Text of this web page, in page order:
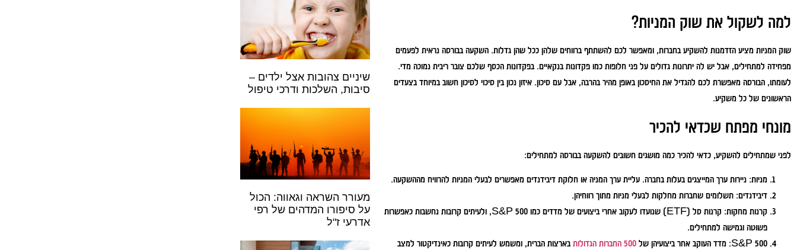
למה לשקול את שוק המניות?
שוק המניות מציע הזדמנות להשקיע בחברות, ומאפשר לכם להשתתף ברווחים שלהן ככל שהן גדלות. השקעה בבורסה נראית לפעמים
מפחידה למתחילים, אבל יש לה יתרונות גדולים על פני חלופות כמו פקדונות בנקאיים. בפקדונות הכסף שלכם צובר ריבית נמוכה מדי.
לעומתו, הבורסה מאפשרת לכם להגדיל את החיסכון באופן מהיר בהרבה, אבל עם סיכון. איזון נכון בין סיכוי לסיכון חשוב במיוחד בצעדים
הראשונים של כל משקיע.
מונחי מפתח שכדאי להכיר
לפני שמתחילים להשקיע, כדאי להכיר כמה מושגים חשובים להשקעה בבורסה למתחילים:
מניות: ניירות ערך המייצגים בעלות בחברה. עליית ערך המניה או חלוקת דיבידנדים מאפשרים לבעלי המניות להרוויח מההשקעה.
דיבידנדים: תשלומים שחברות מחלקות לבעלי מניות מתוך רווחיהן.
קרנות מחקות:
קרנות סל (ETF) שנועדו לעקוב אחרי ביצועים של מדדים כמו S&P 500, ולעיתים קרובות נחשבות כאפשרות
פשוטה וגמישה למתחילים.
S&P 500: מדד העוקב אחר ביצועיהן של 500 החברות הגדולות
בארצות הברית, ומשמש לעיתים קרובות כאינדיקטור למצב
שיניים צהובות אצל ילדים –
סיבות, השלכות ודרכי טיפול
מעורר השראה וגאווה: הכול
על סיפורו המדהים של רפי
אדרעי ז"ל